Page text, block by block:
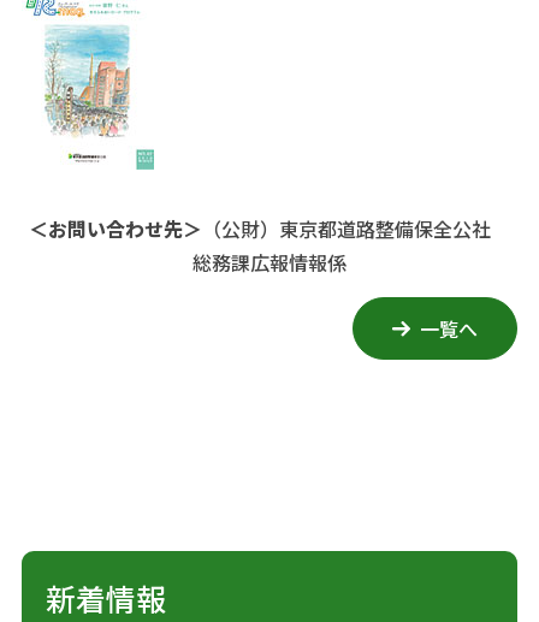
＜お問い合わせ先＞ （公財）東京都道路整備保全公社
総務課広報情報係
一覧へ
新着情報